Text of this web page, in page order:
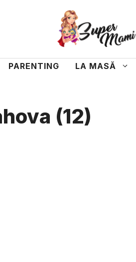
PARENTING LA MASĂ
(12)